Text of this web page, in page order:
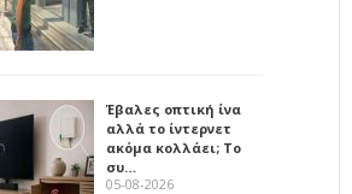
Έβαλες οπτική ίνα
αλλά το ίντερνετ
ακόμα κολλάει; Το
συ…
05-08-2026